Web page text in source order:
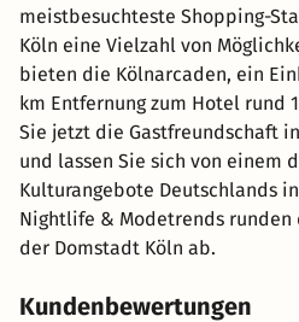
meistbesuchteste Shopping-
Köln eine Vielzahl von
bieten die Kölnarcaden, ein
km Entfernung zum Hotel rund
Sie jetzt die Gastfreundschaft
und lassen Sie sich von einem
Kulturangebote Deutschlands
Nightlife & Modetrends
der Domstadt Köln ab.
Kundenbewertungen